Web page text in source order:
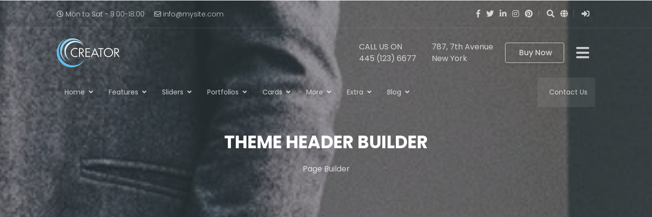
Mon to Sat - 9:00-18:00 info@mysite.com
CALL US ON
445 (123) 6677
787, 7th Avenue
New York
Buy Now
Home Features Sliders Portfolios Cards More Extra Blog Contact Us
THEME HEADER BUILDER
Page Builder